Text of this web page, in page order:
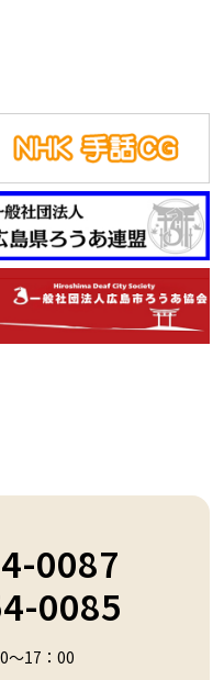
0087
0085
～17：00